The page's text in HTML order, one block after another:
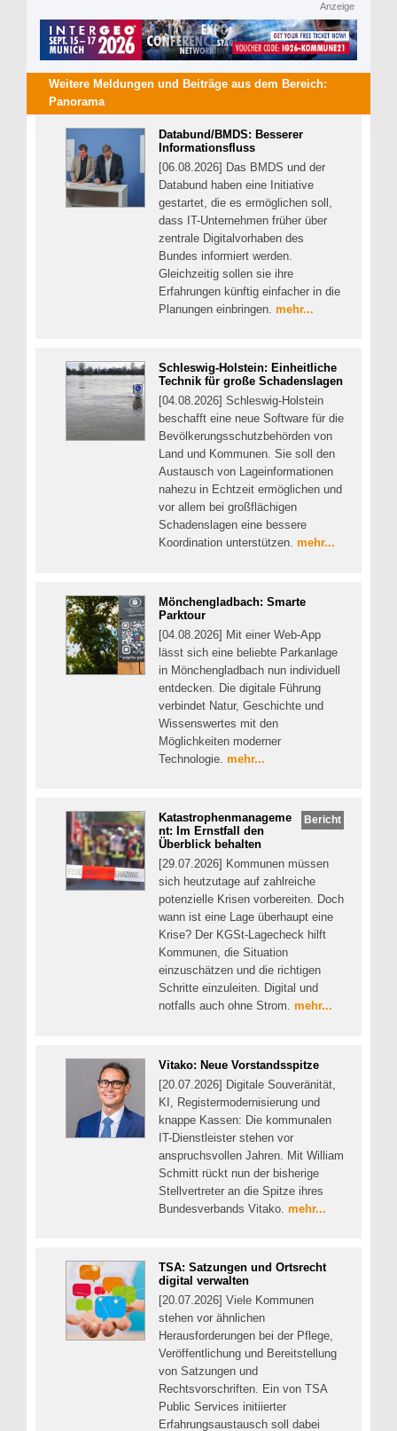
Anzeige
Weitere Meldungen und Beiträge aus dem Bereich:
Panorama
Databund/BMDS: Besserer
Informationsfluss
[06.08.2026] Das BMDS und der
Databund haben eine Initiative
gestartet, die es ermöglichen soll,
dass IT-Unternehmen früher über
zentrale Digitalvorhaben des
Bundes informiert werden.
Gleichzeitig sollen sie ihre
Erfahrungen künftig einfacher in die
Planungen einbringen. mehr...
Schleswig-Holstein: Einheitliche
Technik für große Schadenslagen
[04.08.2026] Schleswig-Holstein
beschafft eine neue Software für die
Bevölkerungsschutzbehörden von
Land und Kommunen. Sie soll den
Austausch von Lageinformationen
nahezu in Echtzeit ermöglichen und
vor allem bei großflächigen
Schadenslagen eine bessere
Koordination unterstützen. mehr...
Mönchengladbach: Smarte
Parktour
[04.08.2026] Mit einer Web-App
lässt sich eine beliebte Parkanlage
in Mönchengladbach nun individuell
entdecken. Die digitale Führung
verbindet Natur, Geschichte und
Wissenswertes mit den
Möglichkeiten moderner
Technologie. mehr...
Bericht
Katastrophenmanageme
nt: Im Ernstfall den
Überblick behalten
[29.07.2026] Kommunen müssen
sich heutzutage auf zahlreiche
potenzielle Krisen vorbereiten. Doch
wann ist eine Lage überhaupt eine
Krise? Der KGSt-Lagecheck hilft
Kommunen, die Situation
einzuschätzen und die richtigen
Schritte einzuleiten. Digital und
notfalls auch ohne Strom. mehr...
Vitako: Neue Vorstandsspitze
[20.07.2026] Digitale Souveränität,
KI, Registermodernisierung und
knappe Kassen: Die kommunalen
IT-Dienstleister stehen vor
anspruchsvollen Jahren. Mit William
Schmitt rückt nun der bisherige
Stellvertreter an die Spitze ihres
Bundesverbands Vitako. mehr...
TSA: Satzungen und Ortsrecht
digital verwalten
[20.07.2026] Viele Kommunen
stehen vor ähnlichen
Herausforderungen bei der Pflege,
Veröffentlichung und Bereitstellung
von Satzungen und
Rechtsvorschriften. Ein von TSA
Public Services initiierter
Erfahrungsaustausch soll dabei